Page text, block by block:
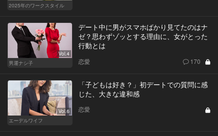
2025年のワークスタイル
Vol.4
男運ナシ子
デート中に男がスマホばかり見てたのはナ
ゼ？思わずゾッとする理由に、女がとった
行動とは
恋愛 170
Vol.6
エーデルワイフ
「子どもは好き？」初デートでの質問に感
じた、大きな違和感
恋愛